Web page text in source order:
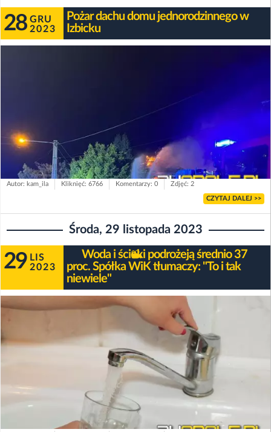
28 GRU
2023
Pożar dachu domu jednorodzinnego w
Izbicku
Autor: kam_ila Kliknięć: 6766 Komentarzy: 0 Zdjęć: 2
CZYTAJ DALEJ >>
Środa, 29 listopada 2023
29 LIS
2023
Woda i ścieki podrożeją średnio 37
proc. Spółka WiK tłumaczy: "To i tak
niewiele"